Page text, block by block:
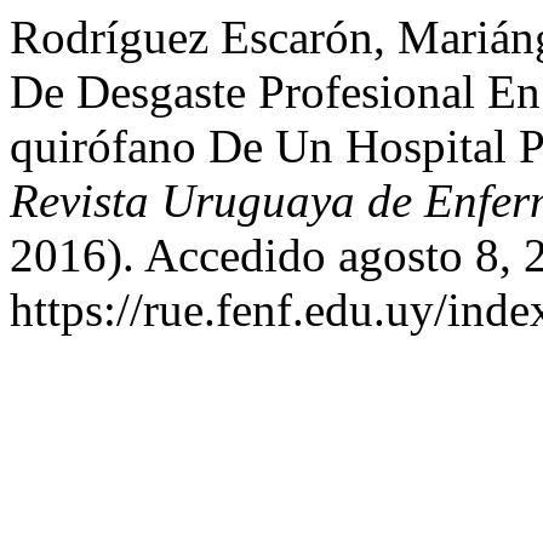
Rodríguez Escarón,
De Desgaste Profesional
quirófano De Un Hospital
Revista Uruguaya de
2016). Accedido agosto 8,
https://rue.fenf.edu.uy/